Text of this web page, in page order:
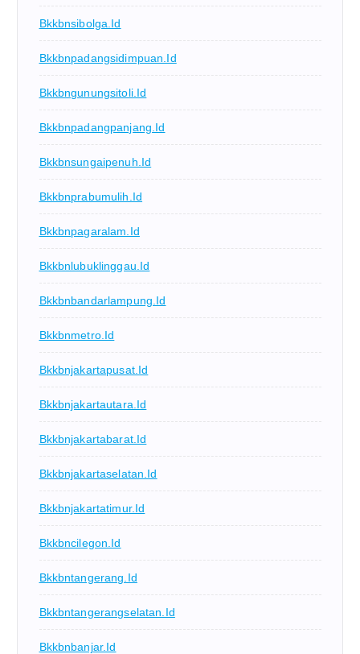
Bkkbnsibolga.id
Bkkbnpadangsidimpuan.id
Bkkbngunungsitoli.id
Bkkbnpadangpanjang.id
Bkkbnsungaipenuh.id
Bkkbnprabumulih.id
Bkkbnpagaralam.id
Bkkbnlubuklinggau.id
Bkkbnbandarlampung.id
Bkkbnmetro.id
Bkkbnjakartapusat.id
Bkkbnjakartautara.id
Bkkbnjakartabarat.id
Bkkbnjakartaselatan.id
Bkkbnjakartatimur.id
Bkkbncilegon.id
Bkkbntangerang.id
Bkkbntangerangselatan.id
Bkkbnbanjar.id